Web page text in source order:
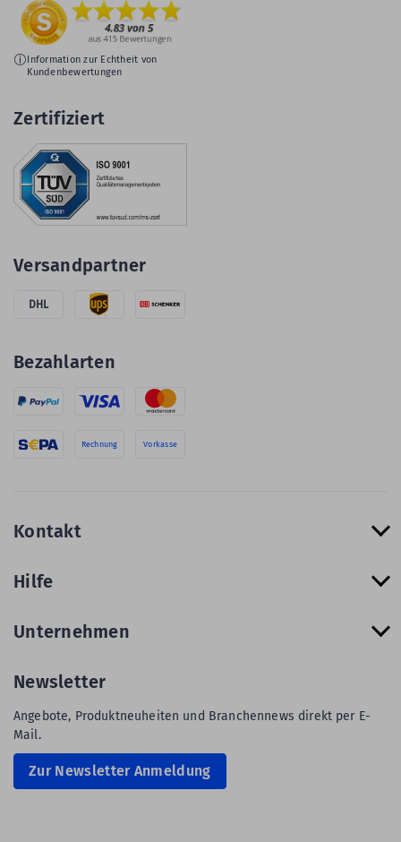
Information zur Echtheit von
Kundenbewertungen
Zertifiziert
Versandpartner
DHL
Bezahlarten
Rechnung Vorkasse
Kontakt
Hilfe
Unternehmen
Newsletter
Angebote, Produktneuheiten und Branchennews direkt per E-
Mail.
Zur Newsletter Anmeldung